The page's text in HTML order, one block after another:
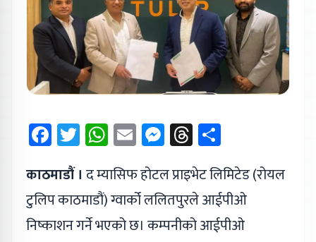
Facebook
Twitter
WhatsApp
EmailMessenger
Threads
काठमाडौं । द म्यासिफ होटल प्राइभेट लिमिटेड (रोयल
टुलिप काठमाडौं) ग्वार्को ललितपुरले आईपीओ
निष्काशन गर्ने भएको छ। कम्पनीको आईपीओ